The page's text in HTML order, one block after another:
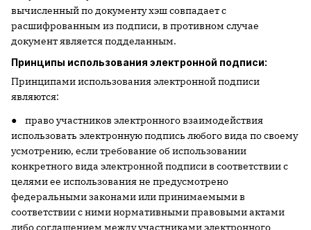
вычисленный по документу хэш совпадает с
расшифрованным из подписи, в противном случае
документ является подделанным.
Принципы использования электронной подписи:
Принципами использования электронной подписи
являются:
● право участников электронного взаимодействия
использовать электронную подпись любого вида по своему
усмотрению, если требование об использовании
конкретного вида электронной подписи в соответствии с
целями ее использования не предусмотрено
федеральными законами или принимаемыми в
соответствии с ними нормативными правовыми актами
либо соглашением между участниками электронного